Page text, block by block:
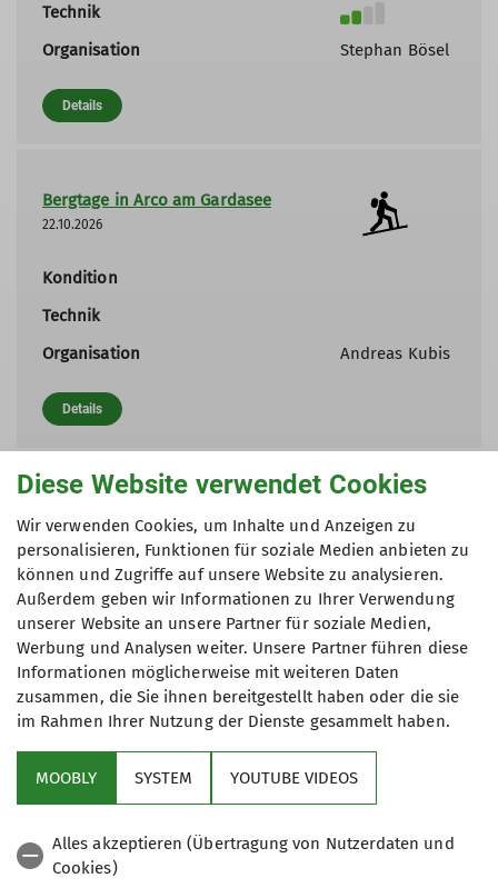
Technik
Organisation
Stephan Bösel
Details
Bergtage in Arco am Gardasee
22.10.2026
Kondition
Technik
Organisation
Andreas Kubis
Details
01.11.2026
Kondition
Technik
Organisation
Stephan Bösel
Diese Website verwendet Cookies
Wir verwenden Cookies, um Inhalte und Anzeigen zu
personalisieren, Funktionen für soziale Medien anbieten zu
können und Zugriffe auf unsere Website zu analysieren.
Außerdem geben wir Informationen zu Ihrer Verwendung
unserer Website an unsere Partner für soziale Medien,
Werbung und Analysen weiter. Unsere Partner führen diese
Informationen möglicherweise mit weiteren Daten
zusammen, die Sie ihnen bereitgestellt haben oder die sie
im Rahmen Ihrer Nutzung der Dienste gesammelt haben.
MOOBLY SYSTEM YOUTUBE VIDEOS
Alles akzeptieren (Übertragung von Nutzerdaten und
Cookies)